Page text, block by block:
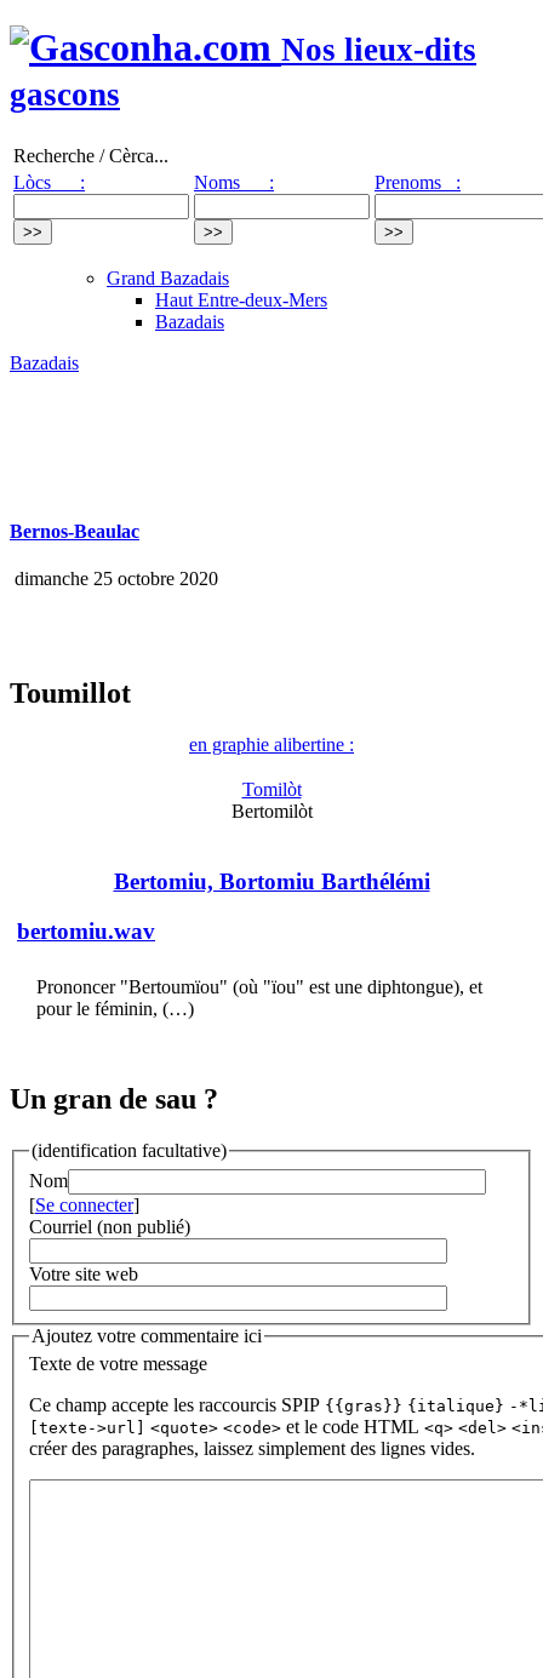
Nos lieux-dits
gascons
Recherche / Cèrca...
Lòcs :
Noms : Prenoms :
Grand Bazadais
Haut Entre-deux-Mers
Bazadais
Bazadais
Bernos-Beaulac
dimanche 25 octobre 2020
Toumillot
en graphie alibertine :
Tomilòt
Bertomilòt
Bertomiu, Bortomiu Barthélémi
bertomiu.wav
Prononcer "Bertoumïou" (où "ïou" est une diphtongue), et
pour le féminin, (…)
Un gran de sau ?
(identification facultative)
Nom
[Se connecter]
Courriel (non publié)
Votre site web
Ajoutez votre commentaire ici
Texte de votre message
Ce champ accepte les raccourcis SPIP {{gras}} {italique} -
[texte->url]
<quote> <code> et le code HTML <q> <del>
créer des paragraphes, laissez simplement des lignes vides.